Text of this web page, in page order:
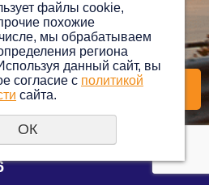
обработку моих персональных
с политикой
*
файлы cookie,
похожие
мы обрабатываем
региона
данный сайт, вы
согласие с политикой
сайта.
ОК